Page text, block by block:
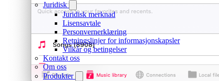
Juridisk
Juridisk merknad
Lisensavtale
Personvernerklæring
Retningslinjer for informasjonskapsler
Vilkår og betingelser
Kontakt oss
Om oss
Produkter